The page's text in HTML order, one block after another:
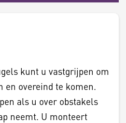
kunt u vastgrijpen om
en overeind te komen.
als u over obstakels
neemt. U monteert